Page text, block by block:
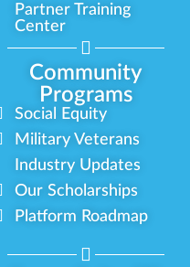
Partner Training
Center
Community
Programs
Social Equity
Military Veterans
Industry Updates
Our Scholarships
Platform Roadmap